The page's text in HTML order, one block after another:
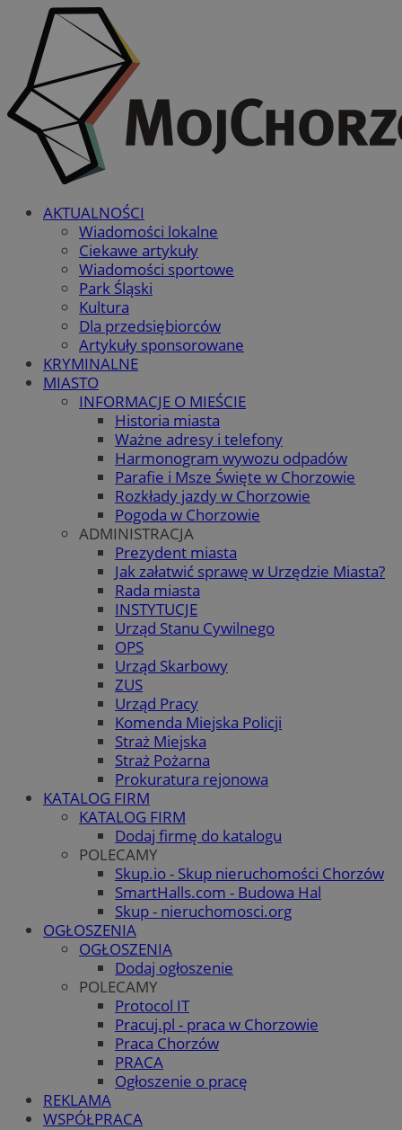
AKTUALNOŚCI
Wiadomości lokalne
Ciekawe artykuły
Wiadomości sportowe
Park Śląski
Kultura
Dla przedsiębiorców
Artykuły sponsorowane
KRYMINALNE
MIASTO
INFORMACJE O MIEŚCIE
Historia miasta
Ważne adresy i telefony
Harmonogram wywozu odpadów
Parafie i Msze Święte w Chorzowie
Rozkłady jazdy w Chorzowie
Pogoda w Chorzowie
ADMINISTRACJA
Prezydent miasta
Jak załatwić sprawę w Urzędzie Miasta?
Rada miasta
INSTYTUCJE
Urząd Stanu Cywilnego
OPS
Urząd Skarbowy
ZUS
Urząd Pracy
Komenda Miejska Policji
Straż Miejska
Straż Pożarna
Prokuratura rejonowa
KATALOG FIRM
KATALOG FIRM
Dodaj firmę do katalogu
POLECAMY
Skup.io - Skup nieruchomości Chorzów
SmartHalls.com - Budowa Hal
Skup - nieruchomosci.org
OGŁOSZENIA
OGŁOSZENIA
Dodaj ogłoszenie
POLECAMY
Protocol IT
Pracuj.pl - praca w Chorzowie
Praca Chorzów
PRACA
Ogłoszenie o pracę
REKLAMA
WSPÓŁPRACA